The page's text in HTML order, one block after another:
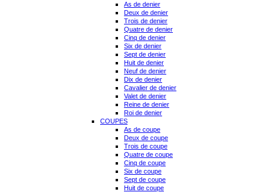
As de denier
Deux de denier
Trois de denier
Quatre de denier
Cinq de denier
Six de denier
Sept de denier
Huit de denier
Neuf de denier
Dix de denier
Cavalier de denier
Valet de denier
Reine de denier
Roi de denier
COUPES
As de coupe
Deux de coupe
Trois de coupe
Quatre de coupe
Cinq de coupe
Six de coupe
Sept de coupe
Huit de coupe